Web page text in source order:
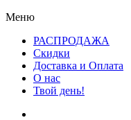
Меню
РАСПРОДАЖА
Скидки
Доставка и Оплата
О нас
Твой день!